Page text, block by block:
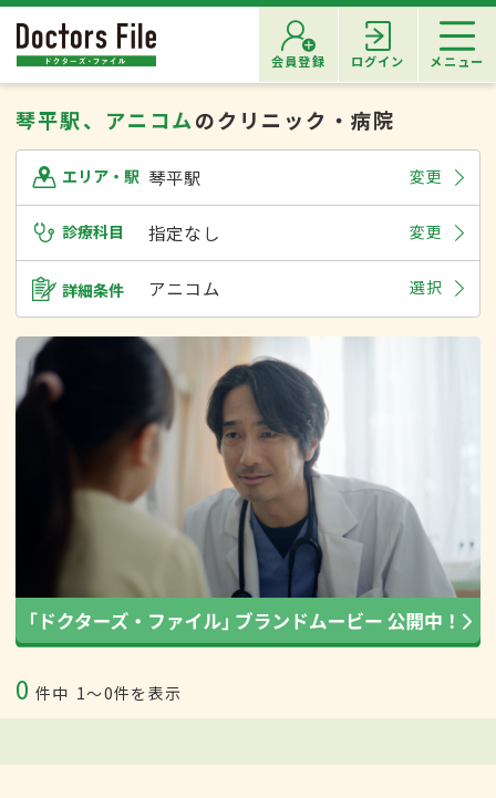
会員登録 ログイン メニュー
琴平駅、アニコムのクリニック・病院
エリア・駅 琴平駅 変更
診療科目 指定なし 変更
詳細条件 アニコム 選択
0 件中 1〜0件を表示